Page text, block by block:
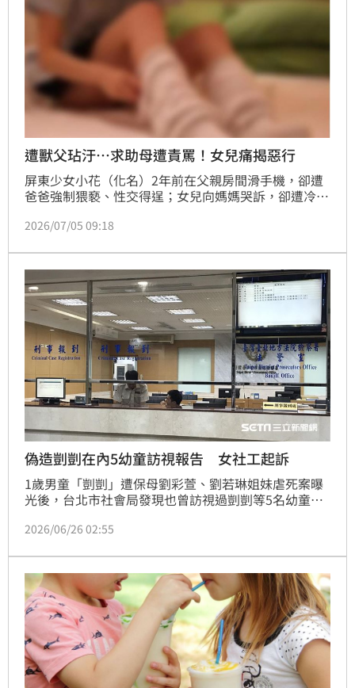
遭獸父玷汙…求助母遭責罵！女兒痛揭惡行
屏東少女小花（化名）2年前在父親房間滑手機，卻遭
爸爸強制猥褻、性交得逞；女兒向媽媽哭訴，卻遭冷處
又再犯，母親冷漠態度，最終讓她受不了，決定大義滅
罪，社會局介入，認為她承受父母雙重壓力，現階段身
心狀況尚未穩定，經專業社工評估她仍不宜返家，因
此，法院裁定准予再延長安置3個月。
2026/07/05 09:18
偽造剴剴在內5幼童訪視報告 女社工起訴
1歲男童「剴剴」遭保母劉彩萱、劉若琳姐妹虐死案曝
光後，台北市社會局發現也曾訪視過剴剴等5名幼童的
由是她有在職進修，無法按月訪視。社會局因此向台北
萱姐妹的報告，依偽造維書罪起訴。
2026/06/26 02:55